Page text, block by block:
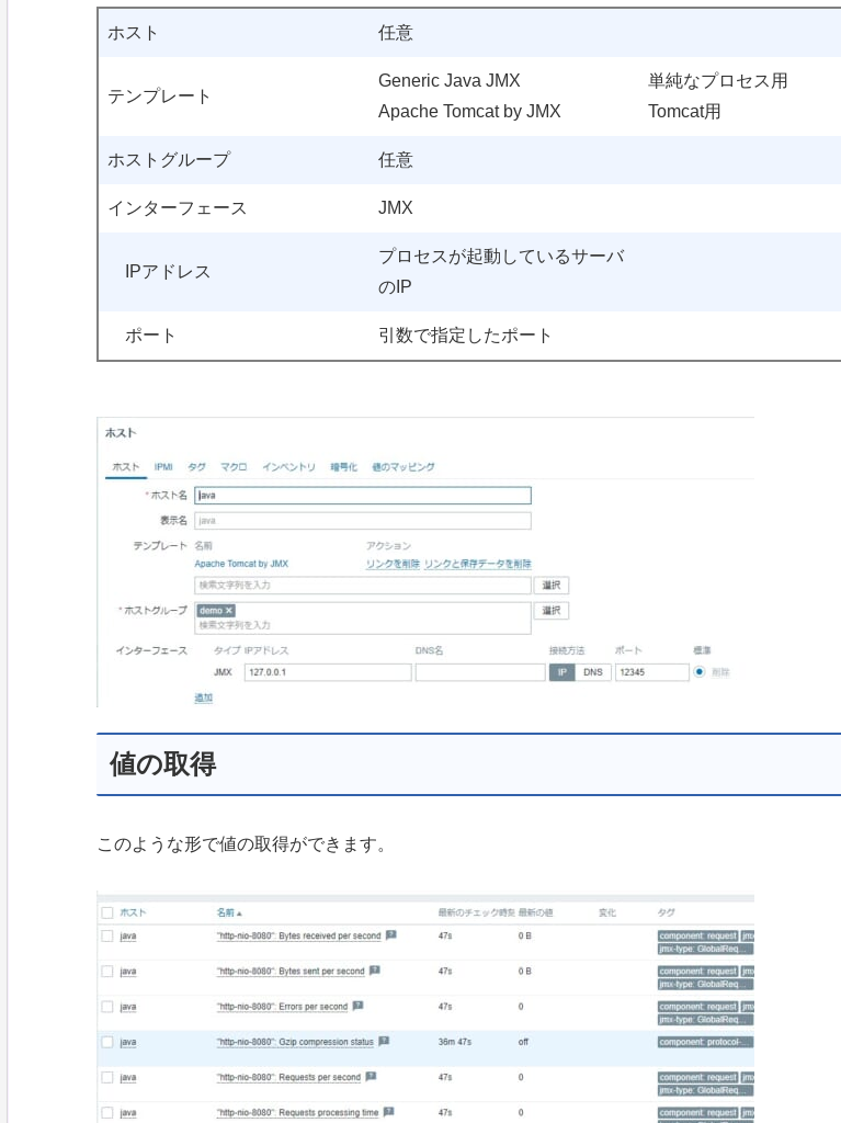
ホスト 任意
テンプレート
Generic Java JMX
Apache Tomcat by JMX
単純なプロセス用
Tomcat用
ホストグループ 任意
インターフェース JMX
IPアドレス
プロセスが起動しているサーバ
のIP
ポート 引数で指定したポート
値の取得
このような形で値の取得ができます。